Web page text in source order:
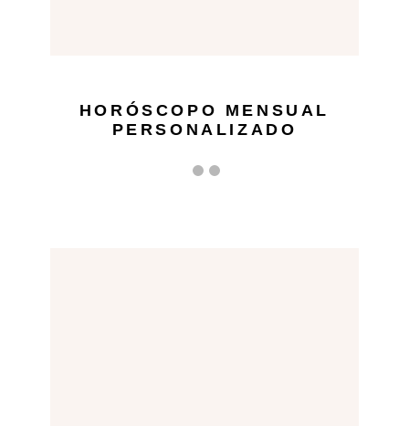
HORÓSCOPO MENSUAL
PERSONALIZADO